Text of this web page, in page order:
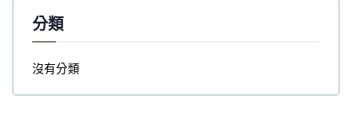
分類
沒有分類